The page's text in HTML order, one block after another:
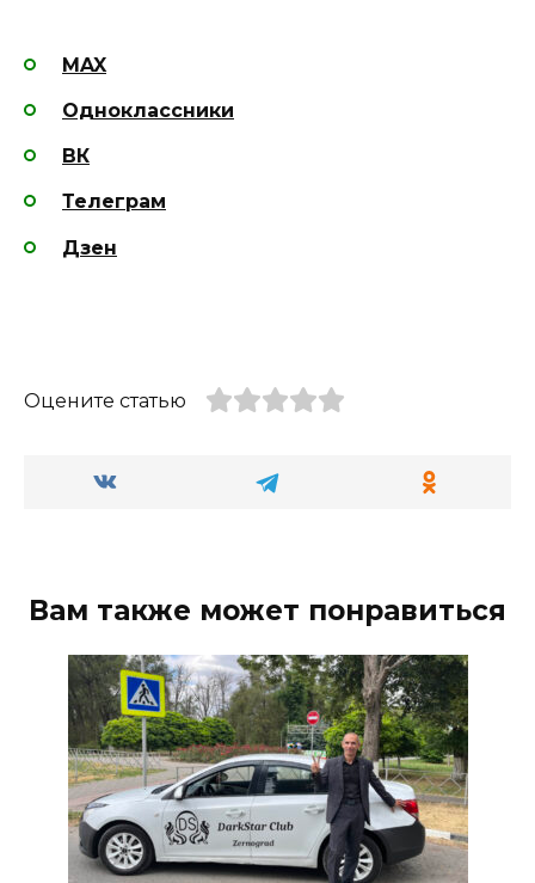
MAX
Одноклассники
ВК
Телеграм
Дзен
Оцените статью
Вам также может понравиться